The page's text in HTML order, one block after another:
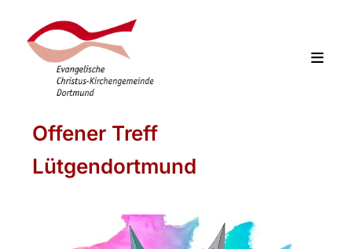
Offener Treff
Lütgendortmund